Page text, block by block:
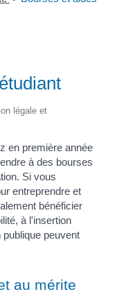
légale et
en première année
à des bourses
Si vous
entreprendre et
bénéficier
à l'insertion
publique peuvent
au mérite